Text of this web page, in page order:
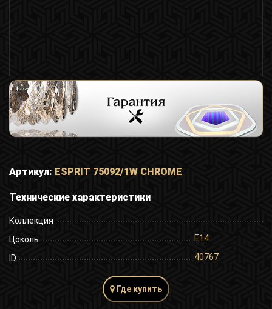
Артикул: ESPRIT 75092/1W CHROME
Технические характеристики
Коллекция
Цоколь
E14
ID 40767
Где купить